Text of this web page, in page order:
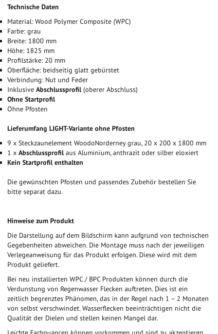
Technische Daten
Material: Wood Polymer Composite (WPC)
Farbe: grau
Breite: 1800 mm
Höhe: 1825 mm
Profilstärke: 20 mm
Oberfläche: beidseitig glatt gebürstet
Verbindung: Nut und Feder
Inklusive Abschlussprofil (oberer Abschluss)
Ohne Startprofil
Ohne Pfosten
Lieferumfang LIGHT-Variante ohne Pfosten
9 x Steckzaunelement WoodoNorderney grau, 20 x 200 x 1800 mm
1 x Abschlussprofil aus Aluminium, anthrazit oder silber eloxiert
Kein Startprofil enthalten
Die gewünschten Pfosten und passendes Zubehör bestellen Sie
bitte separat dazu.
Hinweise zum Produkt
Die Darstellung auf dem Bildschirm kann aufgrund von technischen
Gegebenheiten abweichen. Die Montage muss nach der jeweiligen
Verlegeanweisung für das Produkt erfolgen. Diese wird mit dem
Produkt geliefert.
Bei neu installierten WPC / BPC Produkten können durch die
Verdunstung von Regenwasser Flecken auftreten. Dies ist ein
zeitlich begrenztes Phänomen, das in der Regel nach 1 – 2 Monaten
von selbst verschwindet. Wasserflecken beeinträchtigen nicht die
Qualität der Dielen und stellen keinen Mangel dar.